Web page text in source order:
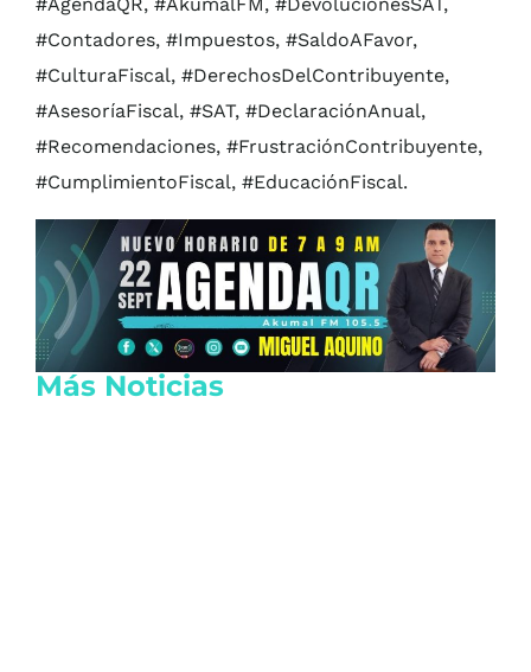
#Contadores, #Impuestos, #SaldoAFavor,
#CulturaFiscal, #DerechosDelContribuyente,
#AsesoríaFiscal, #SAT, #DeclaraciónAnual,
#Recomendaciones, #FrustraciónContribuyente,
#CumplimientoFiscal, #EducaciónFiscal.
Más Noticias